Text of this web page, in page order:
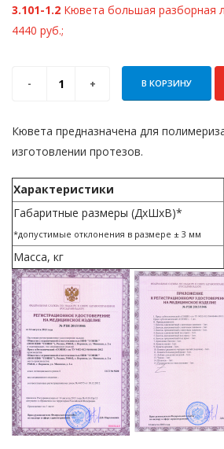
3.101-1.2 Кювета большая разборная
4440 руб.;
В КОРЗИНУ
Кювета предназначена для
изготовлении протезов.
Характеристики
Габаритные размеры (ДхШхВ)*
*допустимые отклонения в размере ± 3 мм
Масса, кг